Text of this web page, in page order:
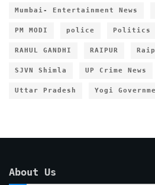
Mumbai- Entertainment News
PM MODI police Politics
RAHUL GANDHI RAIPUR
SJVN Shimla UP Crime News
Uttar Pradesh Yogi
About Us